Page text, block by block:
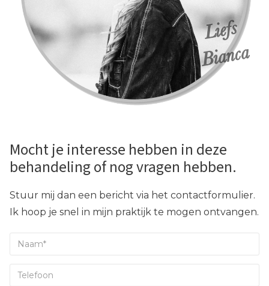
Mocht je interesse hebben in deze
behandeling of nog vragen hebben.
Stuur mij dan een bericht via het contactformulier.
Ik hoop je snel in mijn praktijk te mogen ontvangen.